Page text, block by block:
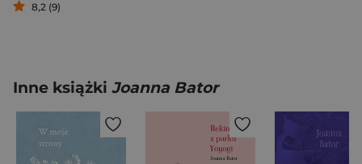
8,2 (9)
Inne książki Joanna Bator